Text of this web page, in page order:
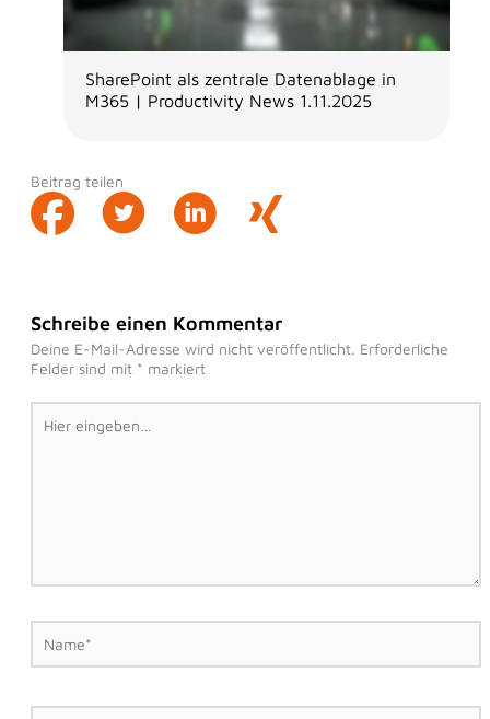
SharePoint als zentrale Datenablage in
M365 | Productivity News 1.11.2025
Beitrag teilen
Schreibe einen Kommentar
Deine E-Mail-Adresse wird nicht veröffentlicht. Erforderliche
Felder sind mit * markiert
Hier
eingeben…
Name*
E-